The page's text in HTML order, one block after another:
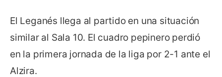
El Leganés llega al partido en una situación
similar al Sala 10. El cuadro pepinero perdió
en la primera jornada de la liga por 2-1 ante el
Alzira.